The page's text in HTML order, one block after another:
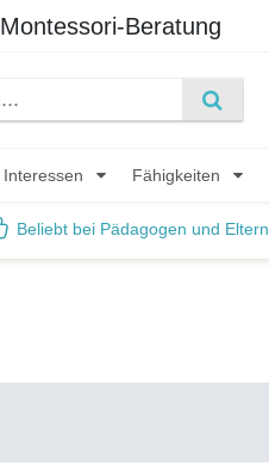
Montessori-Beratung
Interessen Fähigkeiten
Beliebt bei Pädagogen und Eltern